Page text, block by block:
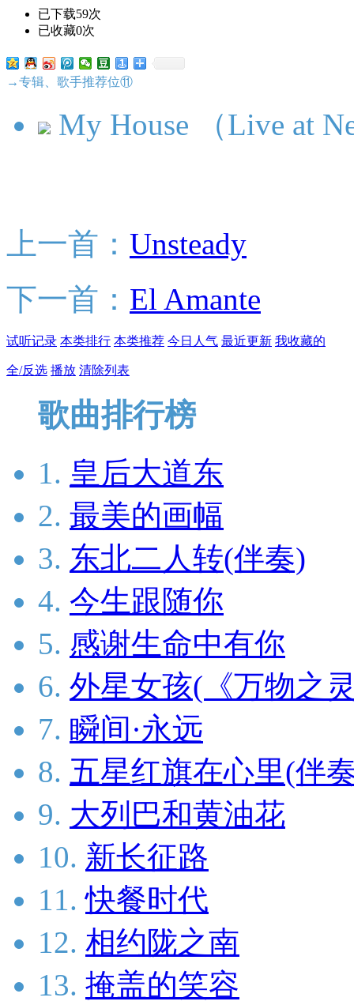
已下载59次
已收藏0次
→专辑、歌手推荐位⑪
My House （Live at
上一首： Unsteady
下一首： El Amante
试听记录 本类排行 本类推荐 今日人气 最近更新 我收藏的
全/反选 播放 清除列表
歌曲排行榜
1. 皇后大道东
2. 最美的画幅
3. 东北二人转(伴奏)
4. 今生跟随你
5. 感谢生命中有你
6. 外星女孩(《万物之
7. 瞬间·永远
8. 五星红旗在心里(伴
9. 大列巴和黄油花
10. 新长征路
11. 快餐时代
12. 相约陇之南
13. 掩盖的笑容